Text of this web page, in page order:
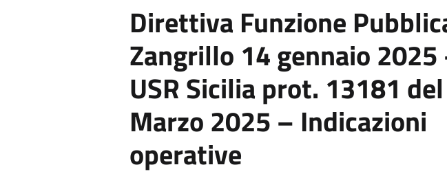
Direttiva Funzione
Zangrillo 14 gennaio
USR Sicilia prot. 13181
Marzo 2025 – Indicazioni
operative